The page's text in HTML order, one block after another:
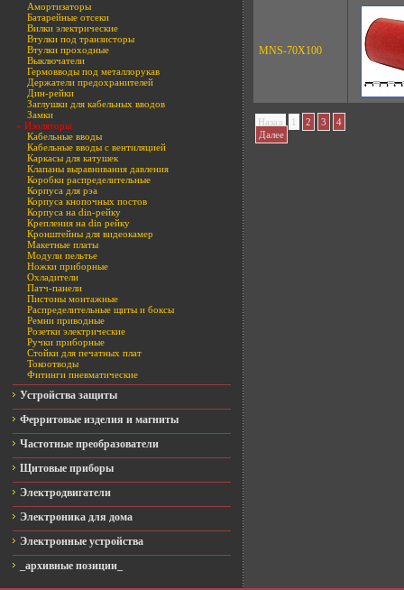
Амортизаторы
Батарейные отсеки
Вилки электрические
Втулки под транзисторы
Втулки проходные
Выключатели
Гермовводы под металлорукав
Держатели предохранителей
Дин-рейки
Заглушки для кабельных вводов
Замки
» Изоляторы
Кабельные вводы
Кабельные вводы с вентиляцией
Каркасы для катушек
Клапаны выравнивания давления
Коробки распределительные
Корпуса для рэа
Корпуса кнопочных постов
Корпуса на din-рейку
Крепления на din рейку
Кронштейны для видеокамер
Макетные платы
Модули пельтье
Ножки приборные
Охладители
Патч-панели
Пистоны монтажные
Распределительные щиты и боксы
Ремни приводные
Розетки электрические
Ручки приборные
Стойки для печатных плат
Токоотводы
Фитинги пневматические
Устройства защиты
Ферритовые изделия и магниты
Частотные преобразователи
Щитовые приборы
Электродвигатели
Электроника для дома
Электронные устройства
_архивные позиции_
MNS-70X100
Назад 1 2 3
4
Далее